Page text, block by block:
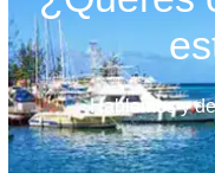
Hablemos y